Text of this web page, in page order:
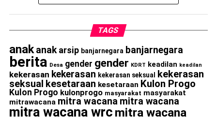
TAGS
anak anak arsip banjarnegara banjarnegara
berita Desa gender gender KDRT keadilan keadilan
kekerasan kekerasan kekerasan seksual
kekerasan
seksual kesetaraan kesetaraan Kulon Progo
Kulon Progo kulonprogo masyarakat masyarakat
mitrawacana mitra wacana mitra wacana
mitra wacana wrc mitra wacana